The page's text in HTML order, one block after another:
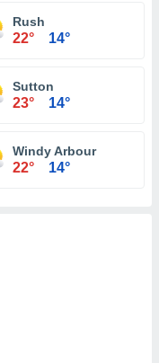
Rush
22° 14°
Sutton
23° 14°
Windy Arbour
22° 14°